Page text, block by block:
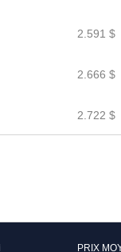
2.591 $
2.666 $
2.722 $
PRIX